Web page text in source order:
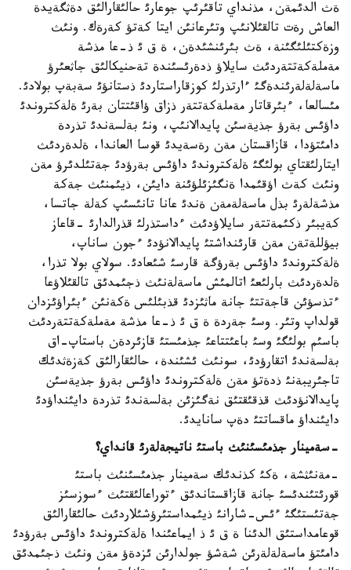
ةث الدئمةن، مذنداي تاقئرئپ جوعارئ حالئقارالئق دةثگةيدة
العاش رةت تالقئلانئپ وتئرعانئن ايتا كةتؤ كةرةك. ونئث
وزةكتئلئگئنة، ةث بئرئنشئدةن، ة ق ئ ذ-عا مذشة
مةملةكةتتةردئث سايلاؤ ذدةرئسئندة تةحنيكالئق جاثعئرؤ
ماسةلةلةرئندةگئ ءارتذرلئ كوزقاراستاردئ ذستانؤئ سةبةپ بولادئ.
مئسالعا، ءبئرقاتار مةملةكةتتةر ذزاق ؤاقئتتان بةرئ ةلةكتروندئ
داؤئس بةرؤ جذيةسئن پايدالانئپ، ونئ بةلسةندئ تذردة
دامئتؤدا، قازاقستان مةن رةسةيدئ قوسا العاندا، ةلدةردئث
ايتارلئقتاي بولئگئ ةلةكتروندئ داؤئس بةرؤدئ جةتئلدئرؤ مةن
ونئث كةث اؤقئمدا ةنگئزئلؤئنة دايئن، ذيئمنئث جةكة
مذشةلةرئ بذل ماسةلةمةن ةندئ عانا تانئسئپ كةلة جاتسا،
كةيبئر ذكئمةتتةر سايلاؤدئث ءداستذرلئ قذرالدارئ -قاعاز
بيؤللةتةن مةن قارئنداشتئ پايدالانؤدئ ءجون ساناپ،
ةلةكتروندئ داؤئس بةرؤگة قارسئ شئعادئ. سولاي بولا تذرا،
ةلدةردئث بارلئعئ اتالمئش ماسةلةنئث ذجئمدئق تالقئلاؤعا
ءتذسؤئن قاجةتتئ جانة ماثئزدئ قذبئلئس ةكةنئن ءبئراؤئزدان
قولداپ وتئر. وسئ جةردة ة ق ئ ذ-عا مذشة مةملةكةتتةردئث
باسئم بولئگئ وسئ باعئتتاعئ جذمئستئ قازئردةن باستاپ-اق
بةلسةندئ اتقارؤدئ، سونئث ئشئندة، حالئقارالئق كةزةثدئك
تاجئريبةنئ ذدةتؤ مةن ةلةكتروندئ داؤئس بةرؤ جذيةسئن
پايدالانؤدئث قذقئقتئق نةگئزئن بةلسةندئ تذردة دايئنداؤدئ
دايئنداؤ ماقساتتئ دةپ سانايدئ.
-سةمينار جذمئسئنئث باستئ ناتيجةلةرئ قانداي؟
-مةنئثشة، ةكئ كذندئك سةمينار جذمئسئنئث باستئ
قورئتئندئسئ جانة قازاقستاندئق ءتوراعالئقتئث ءسوزسئز
جةتئستئگئ ءئس-شارانئ ذيئمداستئرؤشئلاردئث حالئقارالئق
قوعامداستئق الدئنا ة ق ئ ذ ايماعئندا ةلةكتروندئ داؤئس بةرؤدئ
دامئتؤ ماسةلةلةرئن شةشؤ جولدارئن ئزدةؤ مةن ونئث ذجئمدئق